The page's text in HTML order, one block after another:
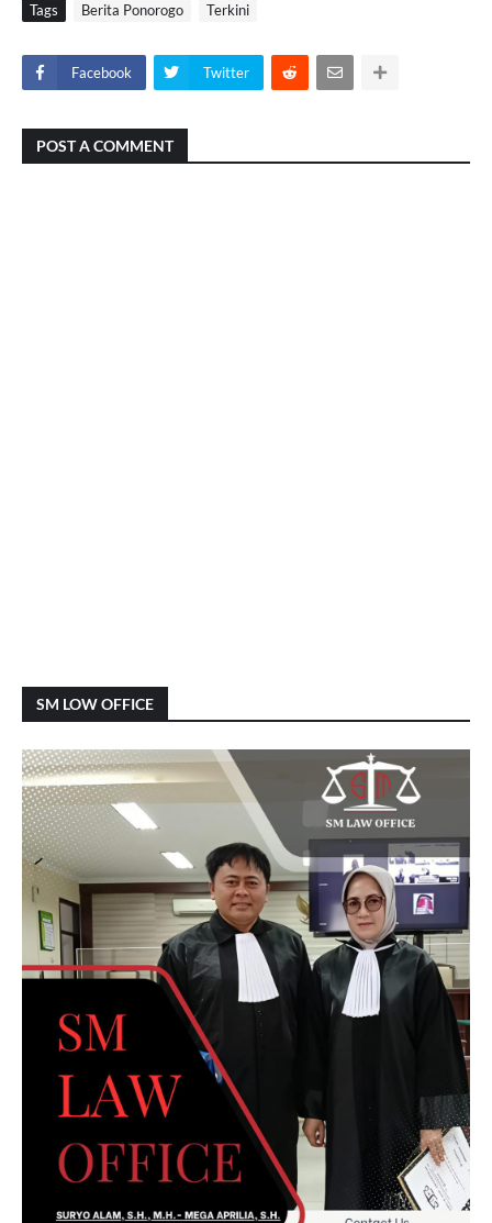
Tags Berita Ponorogo Terkini
Facebook Twitter
POST A COMMENT
SM LOW OFFICE